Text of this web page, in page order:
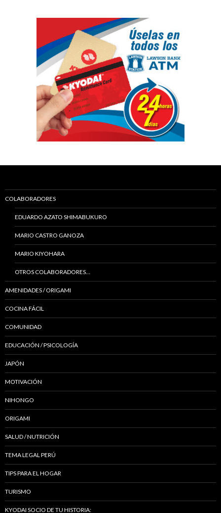
COLABORADORES
EDUARDO AZATO SHIMABUKURO
MARIO CASTRO GANOZA
MARIO KIYOHARA
OTROS COLABORADORES…
AMENIDADES / ORIGAMI
COCINA FÁCIL
COMUNIDAD
EDUCACIÓN / PSICOLOGÍA
JAPÓN
MOTIVACIÓN
NIHONGO
ORIGAMI
SALUD / NUTRICIÓN
TEMA LEGAL PERÚ
TIPS PARA EL HOGAR
TURISMO
KYODAI SOCIO DE TU HISTORIA: